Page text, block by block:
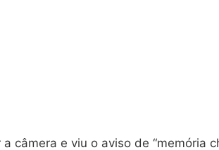
câmera e viu o aviso de “memória